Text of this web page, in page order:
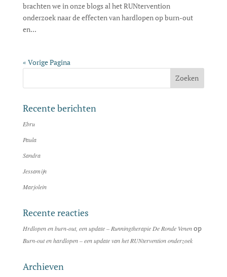
brachten we in onze blogs al het RUNtervention
onderzoek naar de effecten van hardlopen op burn-out
en...
« Vorige Pagina
Recente berichten
Ebru
Paula
Sandra
Jessamijn
Marjolein
Recente reacties
Hrdlopen en burn-out, een update – Runningtherapie De Ronde Venenop
Burn-out en hardlopen – een update van het RUNtervention onderzoek
Archieven